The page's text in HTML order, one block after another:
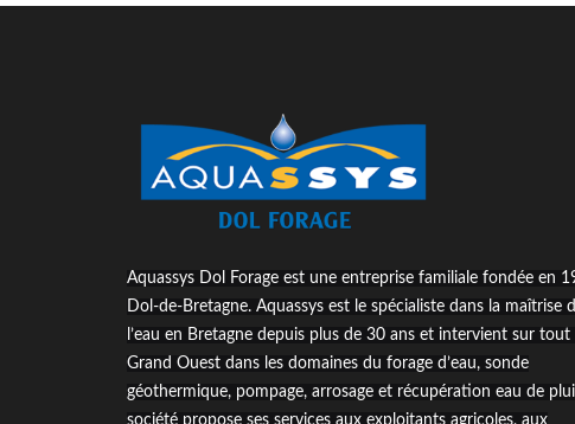
Aquassys Dol Forage est une entreprise familiale fondée en
Dol-de-Bretagne. Aquassys est le spécialiste dans la maîtrise
l’eau en Bretagne depuis plus de 30 ans et intervient sur tout
Grand Ouest dans les domaines du forage d’eau, sonde
géothermique, pompage, arrosage et récupération eau de